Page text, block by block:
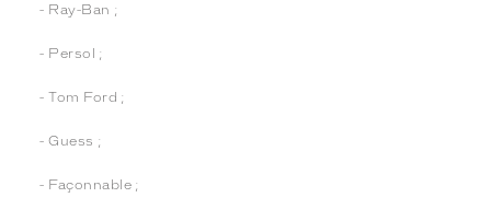
- Ray-Ban ;
- Persol ;
- Tom Ford ;
- Guess ;
- Façonnable ;